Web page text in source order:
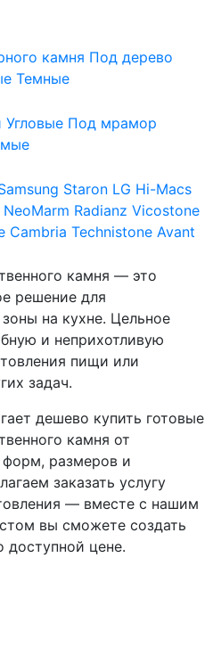
камня Под дерево
Темные
Угловые Под мрамор
Staron LG Hi-Macs
NeoMarm Radianz Vicostone
Cambria Technistone Avant
камня — это
решение для
на кухне. Цельное
и неприхотливую
пищи или
задач.
дешево купить готовые
камня от
форм, размеров и
заказать услугу
— вместе с нашим
вы сможете создать
доступной цене.